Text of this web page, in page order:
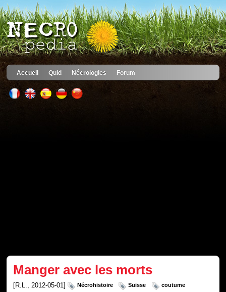
Accueil Quid Nécrologies Forum
Manger avec les morts
[R.L., 2012-05-01] Nécrohistoire Suisse coutume